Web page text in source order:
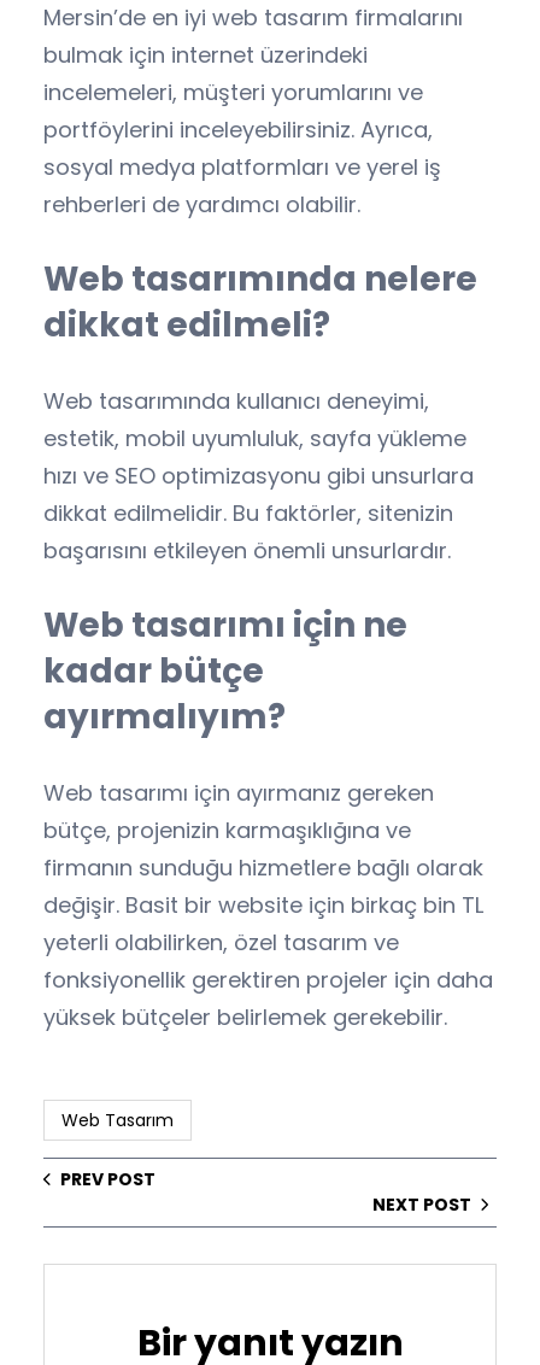
Mersin’de en iyi web tasarım firmalarını
bulmak için internet üzerindeki
incelemeleri, müşteri yorumlarını ve
portföylerini inceleyebilirsiniz. Ayrıca,
sosyal medya platformları ve yerel iş
rehberleri de yardımcı olabilir.
Web tasarımında nelere
dikkat edilmeli?
Web tasarımında kullanıcı deneyimi,
estetik, mobil uyumluluk, sayfa yükleme
hızı ve SEO optimizasyonu gibi unsurlara
dikkat edilmelidir. Bu faktörler, sitenizin
başarısını etkileyen önemli unsurlardır.
Web tasarımı için ne
kadar bütçe
ayırmalıyım?
Web tasarımı için ayırmanız gereken
bütçe, projenizin karmaşıklığına ve
firmanın sunduğu hizmetlere bağlı olarak
değişir. Basit bir website için birkaç bin TL
yeterli olabilirken, özel tasarım ve
fonksiyonellik gerektiren projeler için daha
yüksek bütçeler belirlemek gerekebilir.
Web Tasarım
PREV POST
NEXT POST
Bir yanıt yazın